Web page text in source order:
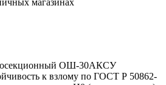
ОШ-30АКСУ
к взлому по ГОСТ Р 50862-